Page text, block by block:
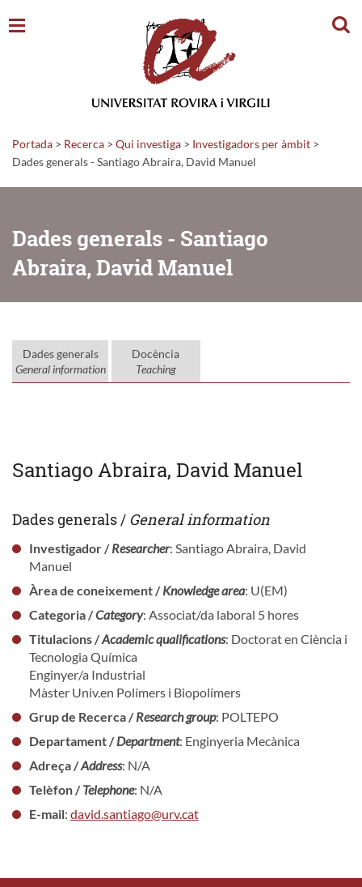
Portada > Recerca > Qui investiga > Investigadors per àmbit >
Dades generals - Santiago Abraira, David Manuel
Dades generals - Santiago
Abraira, David Manuel
Dades generals
General information
Docència
Teaching
Santiago Abraira, David Manuel
Dades generals / General information
Investigador /Researcher: Santiago Abraira, David
Manuel
Àrea de coneixement /Knowledge area: U(EM)
Categoria /Category: Associat/da laboral 5 hores
Titulacions /Academic qualifications: Doctorat en Ciència i
Tecnologia Química
Enginyer/a Industrial
Màster Univ.en Polímers i Biopolímers
Grup de Recerca /Research group: POLTEPO
Departament /Department: Enginyeria Mecànica
Adreça /Address: N/A
Telèfon /Telephone: N/A
E-mail: david.santiago@urv.cat